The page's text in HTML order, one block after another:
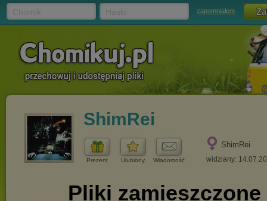
zapomniałem
ShimRei
Prezent Ulubiony Wiadomość
ShimRei
widziany: